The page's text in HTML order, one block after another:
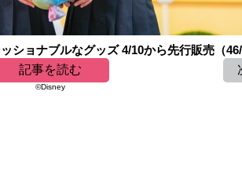
ショナブルなグッズ 4/10から先行販売（46/
記事を読む
©Disney